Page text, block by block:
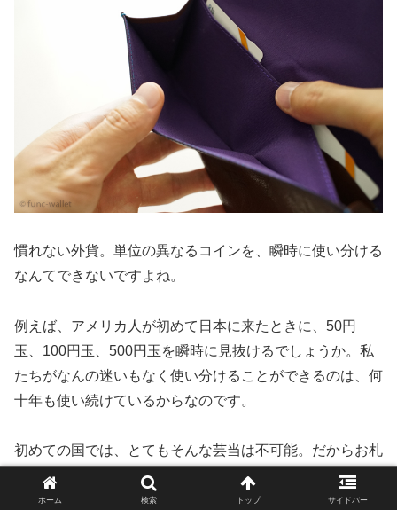
慣れない外貨。単位の異なるコインを、瞬時に使い分ける
なんてできないですよね。
例えば、アメリカ人が初めて日本に来たときに、50円
玉、100円玉、500円玉を瞬時に見抜けるでしょうか。私
たちがなんの迷いもなく使い分けることができるのは、何
十年も使い続けているからなのです。
初めての国では、とてもそんな芸当は不可能。だからお札
を出すことが多くて、どうしてもお釣りでもらう小銭が増
えていく。小銭が多すぎて、選別にも時間がかかる。これ
ホーム 検索 トップ サイドバー